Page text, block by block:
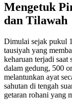
Mengetuk
dan Tilawah
Dimulai sejak pukul
tausiyah yang
keharuan terjadi saat
dalam gedung, 500
melantunkan ayat
sahutan di tengah
getaran rohani yang